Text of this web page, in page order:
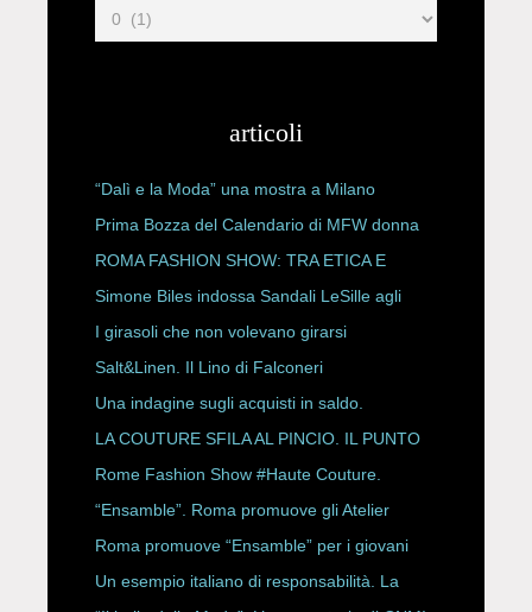
articoli
“Dalì e la Moda” una mostra a Milano
Prima Bozza del Calendario di MFW donna
P/E 2027
ROMA FASHION SHOW: TRA ETICA E
HAUTE COUTURE
Simone Biles indossa Sandali LeSille agli
ESPY Awards 2026
I girasoli che non volevano girarsi
Salt&Linen. Il Lino di Falconeri
Una indagine sugli acquisti in saldo.
LA COUTURE SFILA AL PINCIO. IL PUNTO
CON ALESSANDRO ONORATO E
ROBERTA ANGELILLI
Rome Fashion Show #Haute Couture.
“Ensamble”. Roma promuove gli Atelier
Storici
Roma promuove “Ensamble” per i giovani
Un esempio italiano di responsabilità. La